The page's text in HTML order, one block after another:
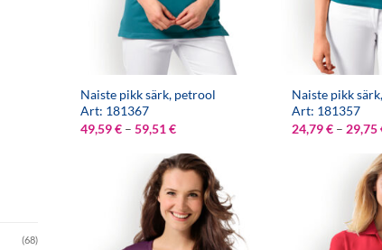
(68)
Naiste pikk särk, petrool
Art: 181367
49,59€ – 59,51€Hinnavahemik:
kuni
59,51 €
Naiste pikk
Art: 181357
24,79€ – 29,75